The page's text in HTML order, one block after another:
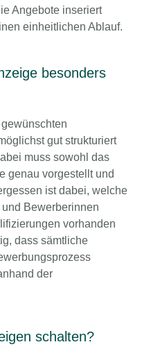
Angebote inseriert
einheitlichen Ablauf.
besonders
gut strukturiert
muss sowohl das
genau vorgestellt und
ist dabei, welche
Bewerberinnen
vorhanden
dass sämtliche
der
schalten?